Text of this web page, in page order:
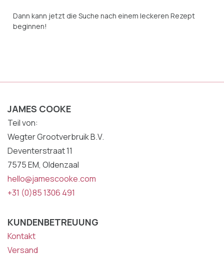
Dann kann jetzt die Suche nach einem leckeren Rezept
beginnen!
JAMES COOKE
Teil von:
Wegter Grootverbruik B.V.
Deventerstraat 11
7575 EM, Oldenzaal
hello@jamescooke.com
+31 (0)85 1306 491
KUNDENBETREUUNG
Kontakt
Versand